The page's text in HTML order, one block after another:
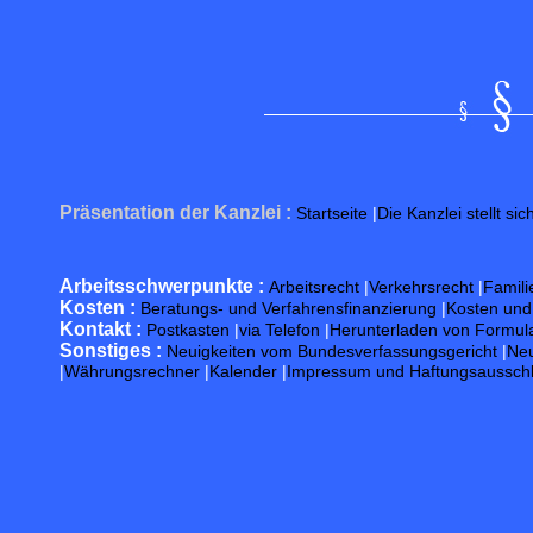
Präsentation der Kanzlei : Startseite |Die Kanzlei stellt
Arbeitsschwerpunkte : Arbeitsrecht |Verkehrsrecht |
Kosten : Beratungs- und Verfahrensfinanzierung |Kosten
Kontakt : Postkasten |via Telefon |Herunterladen von
Sonstiges : Neuigkeiten vom Bundesverfassungsgericht |
|Währungsrechner |Kalender |Impressum und